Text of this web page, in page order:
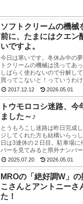
ソフトクリームの機械
前に、たまにはクエン
いですよ。
今日は寒いです。冬休み中の
トクリームの機械は洗ってあ
しばらく使わないので分解し
買ってこないと！っていうわ
てきました。ポットのクエン
です。週1...
2017.12.12 2026.05.01
トウモロコシ迷路、今
ました～♪
とうもろこし迷路は昨日完成
ジしてくれた方も結構いらっ
日は3連休の２日目。駐車場に
バーを見てみると県外ナンバ
か帰省ですかね(^^)みんな楽し
す...
2025.07.20 2026.05.01
MROの「絶好調W」
こさんとアントニーさ
た！